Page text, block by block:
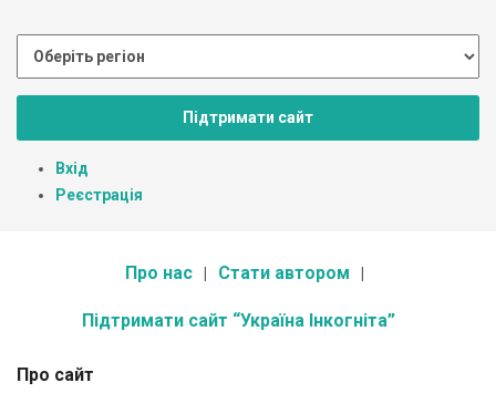
Підтримати сайт
Вхід
Реєстрація
Про нас Стати автором
Підтримати сайт “Україна Інкогніта”
Про сайт